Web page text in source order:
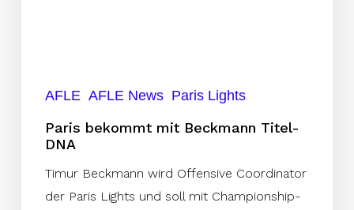
AFLE AFLE News Paris Lights
Paris bekommt mit Beckmann Titel-
DNA
Timur Beckmann wird Offensive Coordinator
der Paris Lights und soll mit Championship-